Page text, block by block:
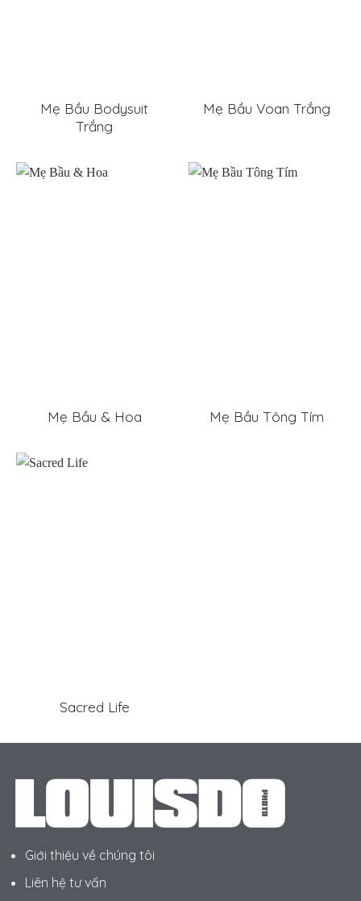
Mẹ Bầu Bodysuit
Trắng
Mẹ Bầu Voan Trắng
Mẹ Bầu & Hoa Mẹ Bầu Tông Tím
Sacred Life
Giới thiệu về chúng tôi
Liên hệ tư vấn